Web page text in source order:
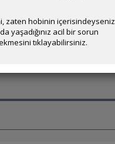
zaten hobinin içerisindeyseniz
yaşadığınız acil bir sorun
tıklayabilirsiniz.